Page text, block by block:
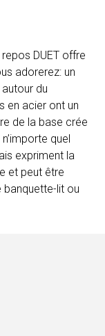
DUET offre
adorerez: un
du
en acier ont un
de la base crée
quel
expriment la
et peut être
banquette-lit ou